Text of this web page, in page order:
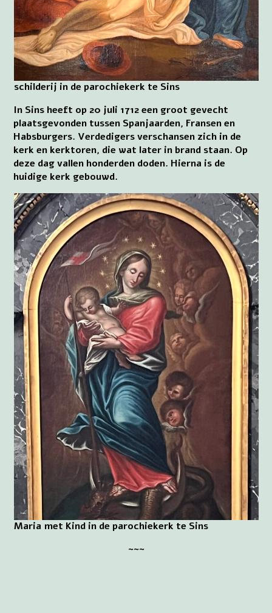
schilderij in de parochiekerk te Sins
In Sins heeft op 20 juli 1712 een groot gevecht
plaatsgevonden tussen Spanjaarden, Fransen en
Habsburgers. Verdedigers verschansen zich in de
kerk en kerktoren, die wat later in brand staan. Op
deze dag vallen honderden doden. Hierna is de
huidige kerk gebouwd.
Maria met Kind in de parochiekerk te Sins
~~~